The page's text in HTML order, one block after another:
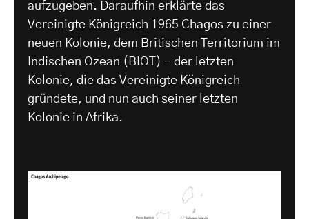
aufzugeben. Daraufhin erklärte das
Vereinigte Königreich 1965 Chagos zu einer
neuen Kolonie, dem Britischen Territorium im
Indischen Ozean (BIOT) - der letzten
Kolonie, die das Vereinigte Königreich
gründete, und nun auch seiner letzten
Kolonie in Afrika.